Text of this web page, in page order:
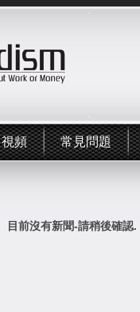
視頻 常見問題
目前沒有新聞-請稍後確認.